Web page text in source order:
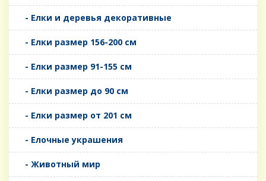
- Елки и деревья декоративные
- Елки размер 156-200 см
- Елки размер 91-155 см
- Елки размер до 90 см
- Елки размер от 201 см
- Елочные украшения
- Животный мир